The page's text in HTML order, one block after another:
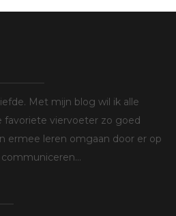
Met mijn blog wil ik alle
favoriete viervoeter zo goed
ermee leren omgaan door er op